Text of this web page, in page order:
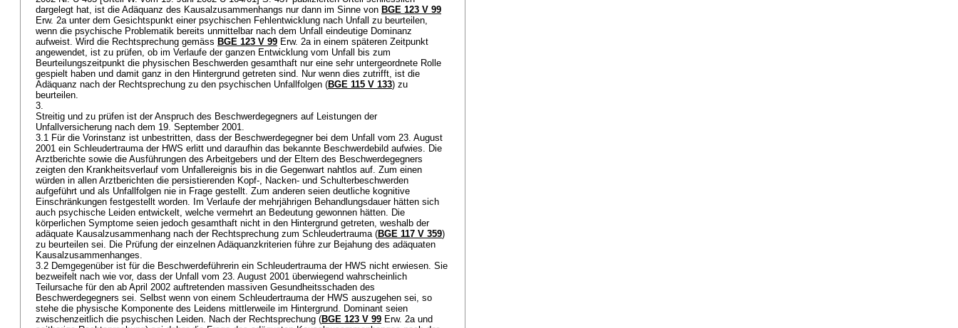
dargelegt hat, ist die Adäquanz des Kausalzusammenhangs nur dann im Sinne von BGE 123 V 99
Erw. 2a unter dem Gesichtspunkt einer psychischen Fehlentwicklung nach Unfall zu beurteilen,
wenn die psychische Problematik bereits unmittelbar nach dem Unfall eindeutige Dominanz
aufweist. Wird die Rechtsprechung gemäss BGE 123 V 99 Erw. 2a in einem späteren Zeitpunkt
angewendet, ist zu prüfen, ob im Verlaufe der ganzen Entwicklung vom Unfall bis zum
Beurteilungszeitpunkt die physischen Beschwerden gesamthaft nur eine sehr untergeordnete Rolle
gespielt haben und damit ganz in den Hintergrund getreten sind. Nur wenn dies zutrifft, ist die
Adäquanz nach der Rechtsprechung zu den psychischen Unfallfolgen (BGE 115 V 133) zu
beurteilen.
3.
Streitig und zu prüfen ist der Anspruch des Beschwerdegegners auf Leistungen der
Unfallversicherung nach dem 19. September 2001.
3.1 Für die Vorinstanz ist unbestritten, dass der Beschwerdegegner bei dem Unfall vom 23. August
2001 ein Schleudertrauma der HWS erlitt und daraufhin das bekannte Beschwerdebild aufwies. Die
Arztberichte sowie die Ausführungen des Arbeitgebers und der Eltern des Beschwerdegegners
zeigten den Krankheitsverlauf vom Unfallereignis bis in die Gegenwart nahtlos auf. Zum einen
würden in allen Arztberichten die persistierenden Kopf-, Nacken- und Schulterbeschwerden
aufgeführt und als Unfallfolgen nie in Frage gestellt. Zum anderen seien deutliche kognitive
Einschränkungen festgestellt worden. Im Verlaufe der mehrjährigen Behandlungsdauer hätten sich
auch psychische Leiden entwickelt, welche vermehrt an Bedeutung gewonnen hätten. Die
körperlichen Symptome seien jedoch gesamthaft nicht in den Hintergrund getreten, weshalb der
adäquate Kausalzusammenhang nach der Rechtsprechung zum Schleudertrauma (BGE 117 V 359)
zu beurteilen sei. Die Prüfung der einzelnen Adäquanzkriterien führe zur Bejahung des adäquaten
Kausalzusammenhanges.
3.2 Demgegenüber ist für die Beschwerdeführerin ein Schleudertrauma der HWS nicht erwiesen. Sie
bezweifelt nach wie vor, dass der Unfall vom 23. August 2001 überwiegend wahrscheinlich
Teilursache für den ab April 2002 auftretenden massiven Gesundheitsschaden des
Beschwerdegegners sei. Selbst wenn von einem Schleudertrauma der HWS auszugehen sei, so
stehe die physische Komponente des Leidens mittlerweile im Hintergrund. Dominant seien
zwischenzeitlich die psychischen Leiden. Nach der Rechtsprechung (BGE 123 V 99 Erw. 2a und